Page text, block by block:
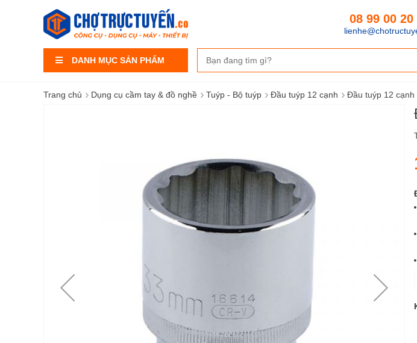
DANH MỤC SẢN PHẨM
08 99 00 20
Trang chủ › Dụng cụ cầm tay & đồ nghề › Tuýp - Bộ tuýp › Đầu tuýp 12 cạnh › Đầu tuýp 12 cạnh